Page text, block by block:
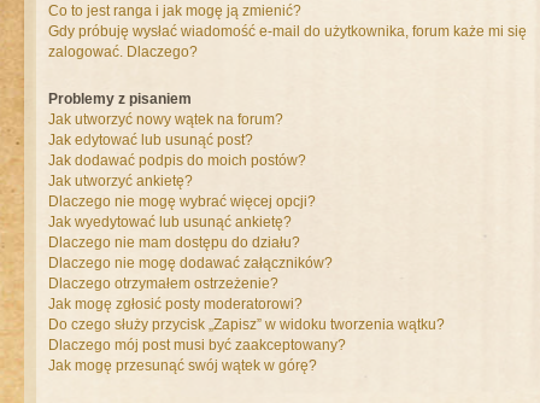
Co to jest ranga i jak mogę ją zmienić?
Gdy próbuję wysłać wiadomość e-mail do użytkownika, forum każe mi się
zalogować. Dlaczego?
Problemy z pisaniem
Jak utworzyć nowy wątek na forum?
Jak edytować lub usunąć post?
Jak dodawać podpis do moich postów?
Jak utworzyć ankietę?
Dlaczego nie mogę wybrać więcej opcji?
Jak wyedytować lub usunąć ankietę?
Dlaczego nie mam dostępu do działu?
Dlaczego nie mogę dodawać załączników?
Dlaczego otrzymałem ostrzeżenie?
Jak mogę zgłosić posty moderatorowi?
Do czego służy przycisk „Zapisz” w widoku tworzenia wątku?
Dlaczego mój post musi być zaakceptowany?
Jak mogę przesunąć swój wątek w górę?